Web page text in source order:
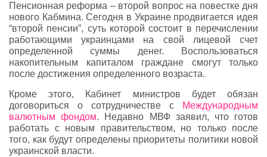
Пенсионная реформа – второй вопрос на повестке дня
нового Кабмина. Сегодня в Украине продвигается идея
“второй пенсии”, суть которой состоит в перечислении
работающими украинцами на свой лицевой счет
определенной суммы денег. Воспользоваться
накопительным капиталом граждане смогут только
после достижения определенного возраста.
Кроме этого, Кабинет министров будет обязан
договориться о сотрудничестве с
Международным
валютным фондом. Недавно МВФ заявил, что готов
работать с новым правительством, но только после
того, как будут определены приоритеты политики новой
украинской власти.